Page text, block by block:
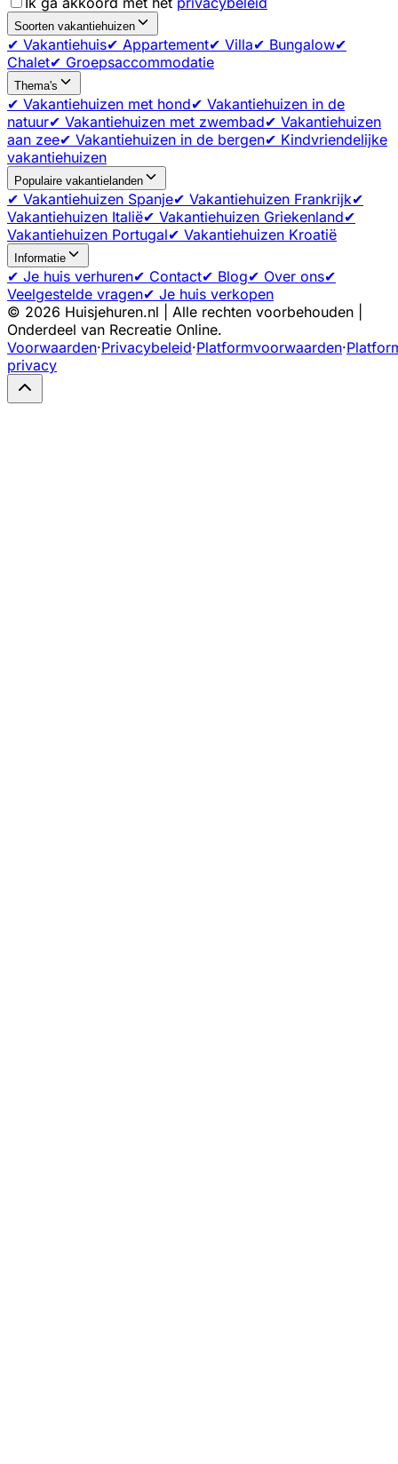
Soorten vakantiehuizen
✔ Vakantiehuis✔ Appartement✔ Villa✔ Bungalow✔
Chalet✔ Groepsaccommodatie
Thema's
✔ Vakantiehuizen met hond✔ Vakantiehuizen in de
natuur✔ Vakantiehuizen met zwembad✔ Vakantiehuizen
aan zee✔ Vakantiehuizen in de bergen✔ Kindvriendelijke
vakantiehuizen
Populaire vakantielanden
✔ Vakantiehuizen Spanje✔ Vakantiehuizen Frankrijk✔
Vakantiehuizen Italië✔ Vakantiehuizen Griekenland✔
Vakantiehuizen Portugal✔ Vakantiehuizen Kroatië
Informatie
✔ Je huis verhuren✔ Contact✔ Blog✔ Over ons✔
Veelgestelde vragen✔ Je huis verkopen
© 2026 Huisjehuren.nl | Alle rechten voorbehouden |
Onderdeel van Recreatie Online.
Voorwaarden·Privacybeleid·Platformvoorwaarden·
privacy